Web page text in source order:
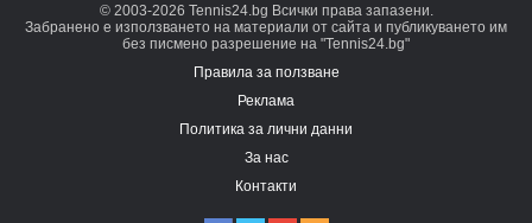
© 2003-2026 Tennis24.bg Всички права запазени.
Забранено е използването на материали от сайта и публикуването им
без писмено разрешение на "Tennis24.bg"
Правила за ползване
Реклама
Политика за лични данни
За нас
Контакти